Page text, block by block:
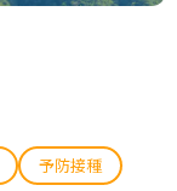
予防接種